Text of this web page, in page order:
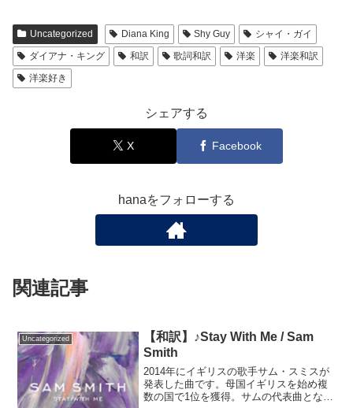
Uncategorized Diana King Shy Guy
シャイ・ガイ
ダイアナ・キング
和訳 歌詞和訳 洋楽
洋楽和訳
洋楽好き
シェアする
X Facebook
hanaをフォローする
関連記事
Uncategorized
【和訳】♪Stay With Me / Sam
Smith
2014年にイギリスの歌手サム・スミスが
発表した曲です。母国イギリスを始め複
数の国で1位を獲得。サムの代表曲となり